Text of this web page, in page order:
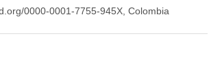
0000-0001-7755-945X, Colombia